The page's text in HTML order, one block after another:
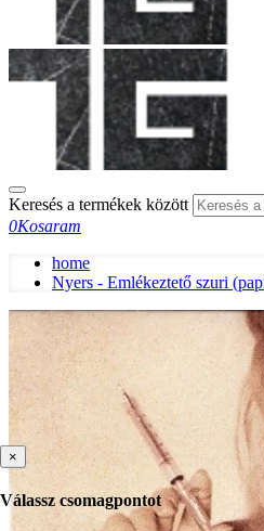
Keresés a termékek között
0Kosaram
home
Nyers - Emlékeztető szuri
×
Válassz csomagpontot